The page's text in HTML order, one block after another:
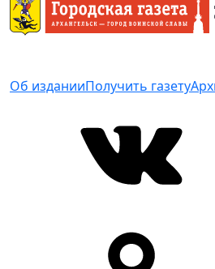
Об изданииПолучить газету